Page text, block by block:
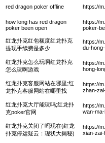
red dragon poker offline https://
how long has red dragon
poker been open
https://
poker-
红龙扑克红包额度红龙扑克
提现手续费是多少
https://
du-
红龙扑克怎么玩啊红龙扑克
怎么玩啊游戏
https://
hong-
红龙扑克客服网站在哪里;红
龙扑克客服网站在哪里找
https://
zhan-
红龙扑克大厅能玩吗;红龙扑
克poker官网
https://
wan-
红龙扑克关闭了吗现在(红龙
扑克停运疑云：现状大揭秘)
https://
xian-